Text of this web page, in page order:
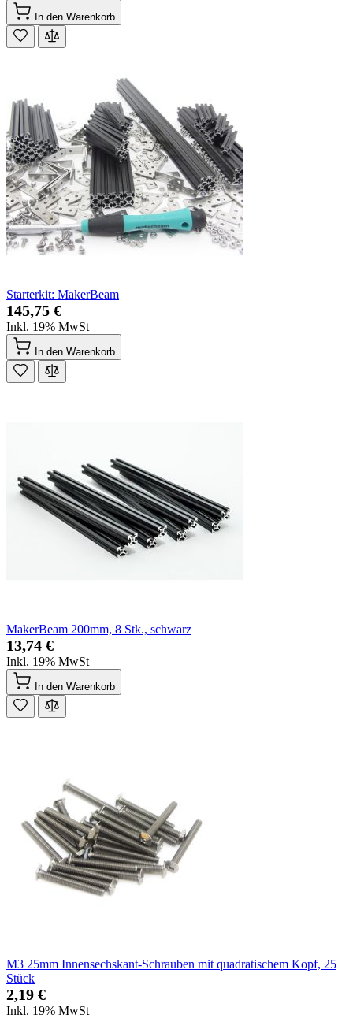
In den Warenkorb
Starterkit: MakerBeam
145,75 €
Inkl. 19% MwSt
In den Warenkorb
MakerBeam 200mm, 8 Stk., schwarz
13,74 €
Inkl. 19% MwSt
In den Warenkorb
M3 25mm Innensechskant-Schrauben mit quadratischem Kopf, 25
Stück
2,19 €
Inkl. 19% MwSt